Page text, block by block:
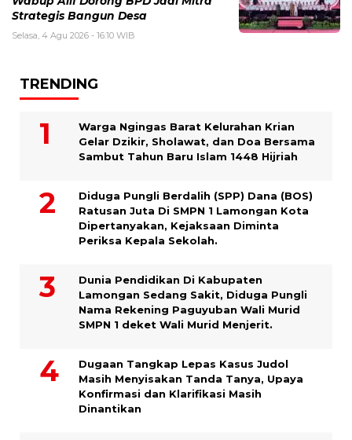
Strategis Bangun Desa
Selasa, 4 Agu 2026 - 16:10 WIB
TRENDING
Warga Ngingas Barat Kelurahan Krian
Gelar Dzikir, Sholawat, dan Doa Bersama
Sambut Tahun Baru Islam 1448 Hijriah
Diduga Pungli Berdalih (SPP) Dana (BOS)
Ratusan Juta Di SMPN 1 Lamongan Kota
Dipertanyakan, Kejaksaan Diminta
Periksa Kepala Sekolah.
Dunia Pendidikan Di Kabupaten
Lamongan Sedang Sakit, Diduga Pungli
Nama Rekening Paguyuban Wali Murid
SMPN 1 deket Wali Murid Menjerit.
Dugaan Tangkap Lepas Kasus Judol
Masih Menyisakan Tanda Tanya, Upaya
Konfirmasi dan Klarifikasi Masih
Dinantikan